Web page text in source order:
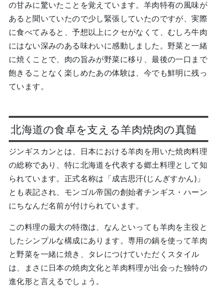
の甘みに驚いたことを覚えています。羊肉特有の風味が
あると聞いていたので少し緊張していたのですが、実際
に食べてみると、予想以上にクセがなくて、むしろ牛肉
にはない深みのある味わいに感動しました。野菜と一緒
に焼くことで、肉の旨みが野菜に移り、最後の一口まで
飽きることなく楽しめたあの体験は、今でも鮮明に残っ
ています。
北海道の食卓を支える羊肉焼肉の真髄
ジンギスカンとは、日本における羊肉を用いた焼肉料理
の総称であり、特に北海道を代表する郷土料理として知
られています。正式名称は「成吉思汗(じんぎすかん)」
とも表記され、モンゴル帝国の創始者チンギス・ハーン
にちなんだ名前が付けられています。
この料理の最大の特徴は、なんといっても羊肉を主役と
したシンプルな構成にあります。専用の鍋を使って羊肉
と野菜を一緒に焼き、タレにつけていただくスタイル
は、まさに日本の焼肉文化と羊肉料理が出会った独特の
進化形と言えるでしょう。